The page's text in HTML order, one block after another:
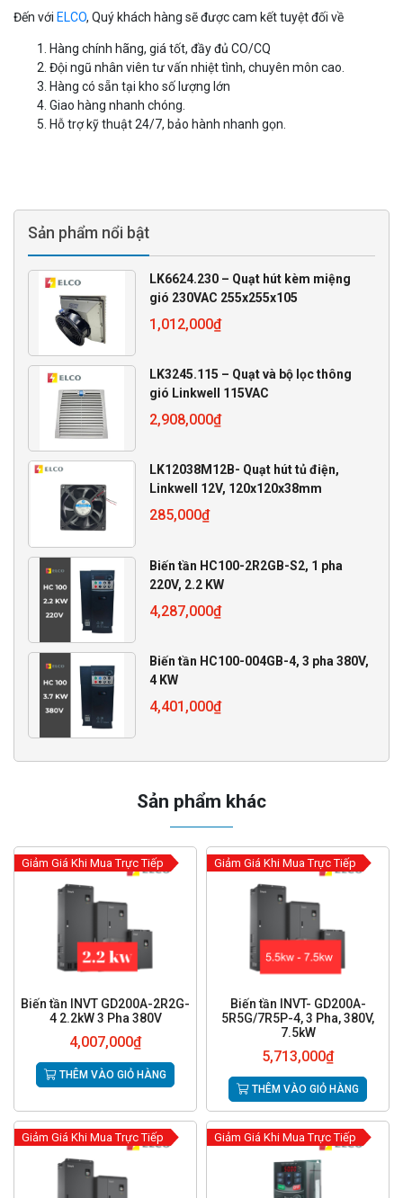
Đến với ELCO, Quý khách hàng sẽ được cam kết tuyệt đối về
Hàng chính hãng, giá tốt, đầy đủ CO/CQ
Đội ngũ nhân viên tư vấn nhiệt tình, chuyên môn cao.
Hàng có sẵn tại kho số lượng lớn
Giao hàng nhanh chóng.
Hỗ trợ kỹ thuật 24/7, bảo hành nhanh gọn.
Sản phẩm nổi bật
LK6624.230 – Quạt hút kèm miệng
gió 230VAC 255x255x105
1,012,000₫
LK3245.115 – Quạt và bộ lọc thông
gió Linkwell 115VAC
2,908,000₫
LK12038M12B- Quạt hút tủ điện,
Linkwell 12V, 120x120x38mm
285,000₫
Biến tần HC100-2R2GB-S2, 1 pha
220V, 2.2 KW
4,287,000₫
Biến tần HC100-004GB-4, 3 pha 380V,
4 KW
4,401,000₫
Sản phẩm khác
Giảm Giá Khi Mua Trực Tiếp
Biến tần INVT GD200A-2R2G-
4 2.2kW 3 Pha 380V
4,007,000₫
THÊM VÀO GIỎ HÀNG
Giảm Giá Khi Mua Trực Tiếp
Biến tần INVT- GD200A-
5R5G/7R5P-4, 3 Pha, 380V,
7.5kW
5,713,000₫
THÊM VÀO GIỎ HÀNG
Giảm Giá Khi Mua Trực Tiếp Giảm Giá Khi Mua Trực Tiếp